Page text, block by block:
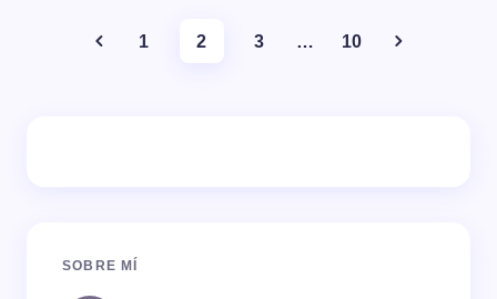
1 2 3 … 10
SOBRE MÍ